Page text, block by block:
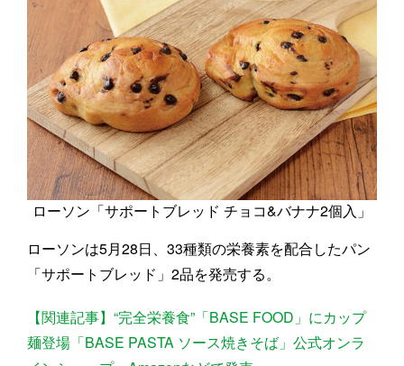
ローソン「サポートブレッド チョコ&バナナ2個入」
ローソンは5月28日、33種類の栄養素を配合したパン
「サポートブレッド」2品を発売する。
【関連記事】“完全栄養食”「BASE FOOD」にカップ
麺登場「BASE PASTA ソース焼きそば」公式オンラ